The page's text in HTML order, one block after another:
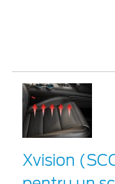
Xvision